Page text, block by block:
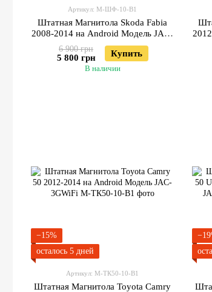
Артикул: М-ШФ-10-В1
Штатная Магнитола Skoda Fabia
2008-2014 на Android Модель JAC-
3GWiFi
6 900 грн
5 800 грн Купить
В наличии
−15%
осталось 5 дней
Артикул: М-ТК50-10-В1
Штатная Магнитола Toyota Camry